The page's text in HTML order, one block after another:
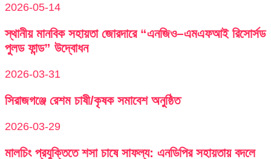
2026-05-14
স্থানীয় মানবিক সহায়তা জোরদারে “এনজিও–এমএফআই রিসোর্সড
পুলড ফান্ড” উদ্বোধন
2026-03-31
সিরাজগঞ্জে রেশম চাষী/কৃষক সমাবেশ অনুষ্ঠিত
2026-03-29
মালচিং প্রযুক্তিতে শসা চাষে সাফল্য: এনডিপির সহায়তায় বদলে